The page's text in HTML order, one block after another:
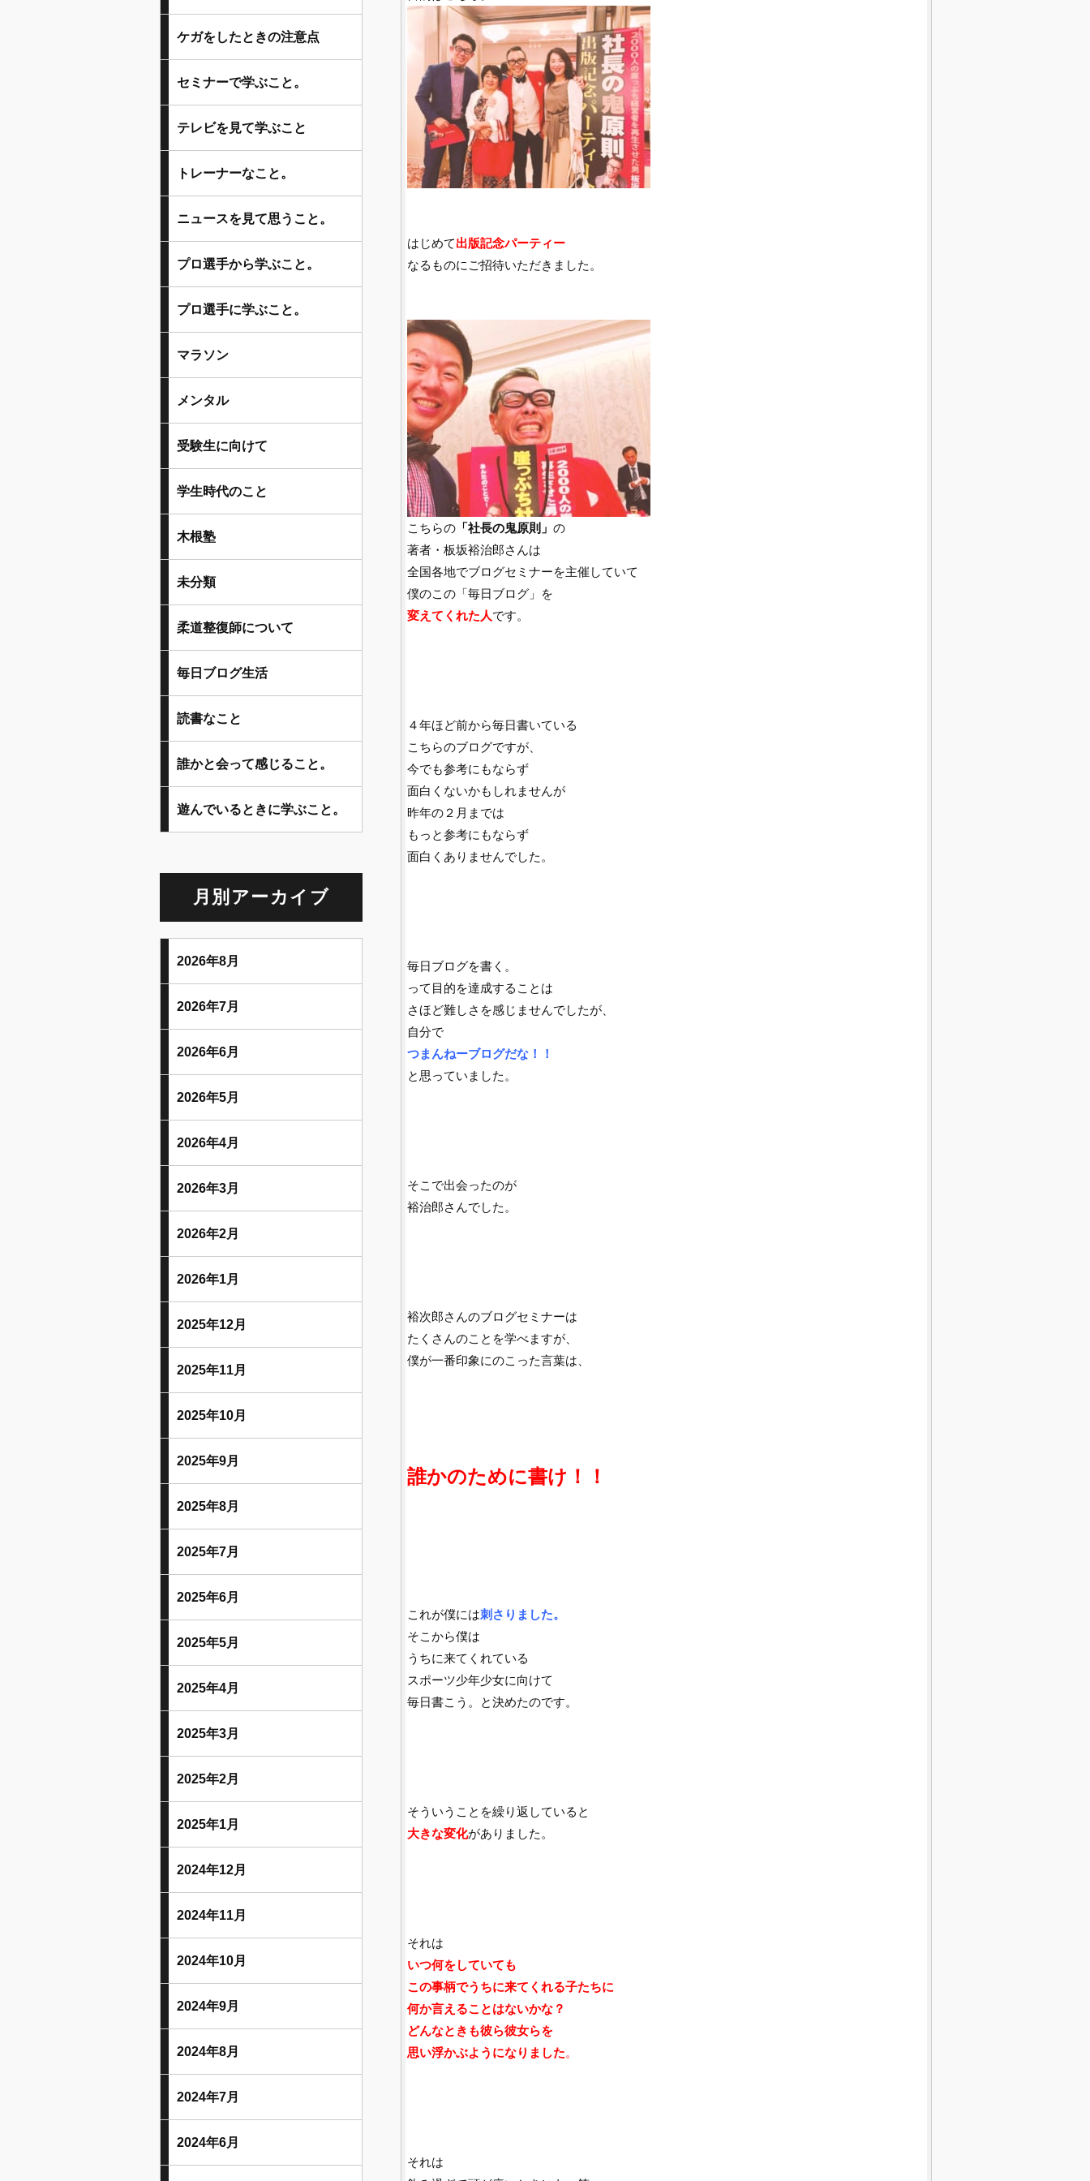
はじめて出版記念パーティー
なるものにご招待いただきました。
こちらの「社長の鬼原則」 の
著者・板坂裕治郎さんは
全国各地でブログセミナーを主催していて
僕のこの「毎日ブログ」を
変えてくれた人です。
４年ほど前から毎日書いている
こちらのブログですが、
今でも参考にもならず
面白くないかもしれませんが
昨年の２月までは
もっと参考にもならず
面白くありませんでした。
毎日ブログを書く。
って目的を達成することは
さほど難しさを感じませんでしたが、
自分で
つまんねーブログだな！！
と思っていました。
そこで出会ったのが
裕治郎さんでした。
裕次郎さんのブログセミナーは
たくさんのことを学べますが、
僕が一番印象にのこった言葉は、
誰かのために書け！！
これが僕には刺さりました。
そこから僕は
うちに来てくれている
スポーツ少年少女に向けて
毎日書こう。と決めたのです。
そういうことを繰り返していると
大きな変化がありました。
それは
いつ何をしていても
この事柄でうちに来てくれる子たちに
何か言えることはないかな？
どんなときも彼ら彼女らを
思い浮かぶようになりました。
それは
ケガをしたときの注意点
セミナーで学ぶこと。
テレビを見て学ぶこと
トレーナーなこと。
ニュースを見て思うこと。
プロ選手から学ぶこと。
プロ選手に学ぶこと。
マラソン
メンタル
受験生に向けて
学生時代のこと
木根塾
未分類
柔道整復師について
毎日ブログ生活
読書なこと
誰かと会って感じること。
遊んでいるときに学ぶこと。
月別アーカイブ
2026年8月
2026年7月
2026年6月
2026年5月
2026年4月
2026年3月
2026年2月
2026年1月
2025年12月
2025年11月
2025年10月
2025年9月
2025年8月
2025年7月
2025年6月
2025年5月
2025年4月
2025年3月
2025年2月
2025年1月
2024年12月
2024年11月
2024年10月
2024年9月
2024年8月
2024年7月
2024年6月